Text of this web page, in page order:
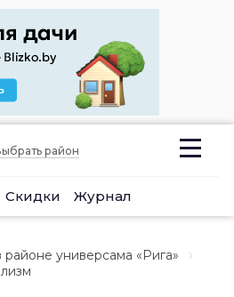
район
Скидки Журнал
районе универсама «Рига»